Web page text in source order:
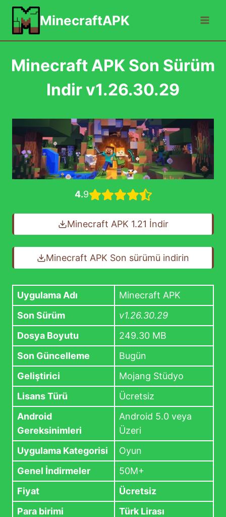
Skip
content
MinecraftAPK
Minecraft APK Son Sürüm
Indir v1.26.30.29
4.9
Minecraft APK 1.21 İndir
Minecraft APK Son sürümü indirin
Uygulama Adı
Minecraft APK
Son Sürüm
v1.26.30.29
Dosya Boyutu
249.30 MB
Son Güncelleme
Bugün
Geliştirici
Mojang Stüdyo
Lisans Türü
Ücretsiz
Android
Gereksinimleri
Android 5.0 veya
Üzeri
Uygulama Kategorisi
Oyun
Genel İndirmeler
50M+
Fiyat
Ücretsiz
Para birimi
Türk Lirası